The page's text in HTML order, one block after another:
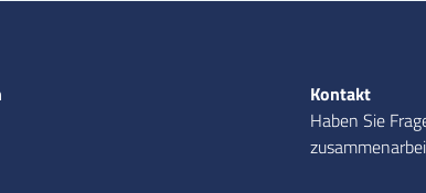
Kontakt
Haben Sie